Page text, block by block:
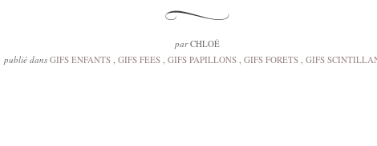
parCHLOÉ
publié dans GIFS ENFANTS , GIFS FEES , GIFS PAPILLONS , GIFS FORETS , GIFS